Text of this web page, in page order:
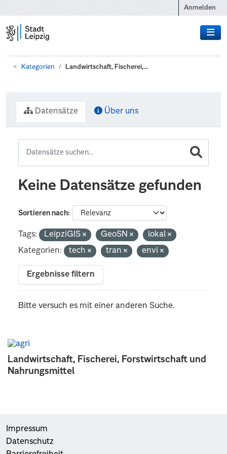
Anmelden
Kategorien Landwirtschaft, Fischerei,...
Landwirtschaft, Fischerei, Forstwirtschaft und
Nahrungsmittel
Datensätze Über uns
Keine Datensätze gefunden
Sortieren nach
Tags: LeipziGIS GeoSN
lokal
Kategorien:
tech tran envi
Ergebnisse filtern
Bitte versuch es mit einer anderen Suche.
Impressum
Datenschutz